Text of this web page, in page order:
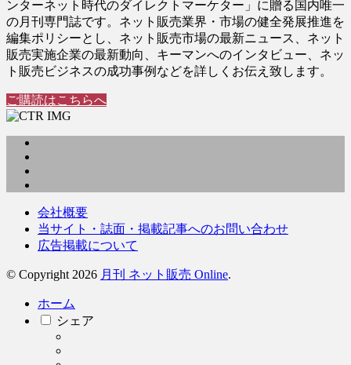
ンターネット時代のダイレクトマーケター」に贈る国内唯一
の月刊専門誌です。ネット販売業界・市場の健全発展推進を
編集ポリシーとし、ネット販売市場の最新ニュース、ネット
販売実施企業の最新動向、キーマンへのインタビュー、ネッ
ト販売ビジネスの成功事例などを詳しくお伝え致します。
ご購読はこちらへ
会社概要
当サイト・誌面・掲載記事へのお問い合わせ
広告掲載について
© Copyright 2026 月刊 ネット販売 Online.
ホーム
シェア